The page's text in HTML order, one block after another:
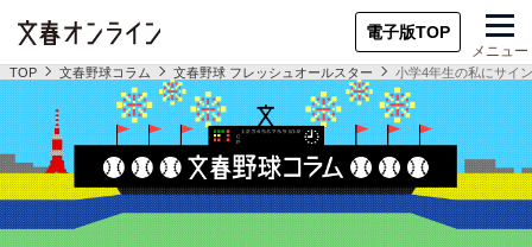
電子版TOP
メニュー
TOP 文春野球コラム 文春野球 フレッシュオールスター 小学4年生の私にサイ